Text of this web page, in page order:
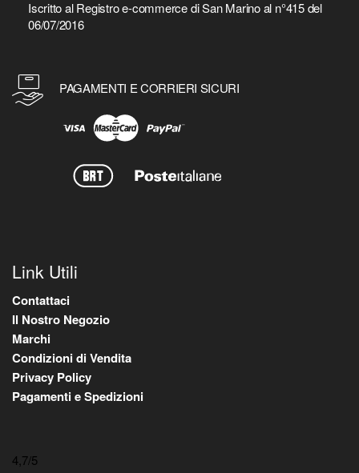
Iscritto al Registro e-commerce di San Marino al n°415 del
06/07/2016
PAGAMENTI E CORRIERI SICURI
Link Utili
Contattaci
Il Nostro Negozio
Marchi
Condizioni di Vendita
Privacy Policy
Pagamenti e Spedizioni
4,7/5